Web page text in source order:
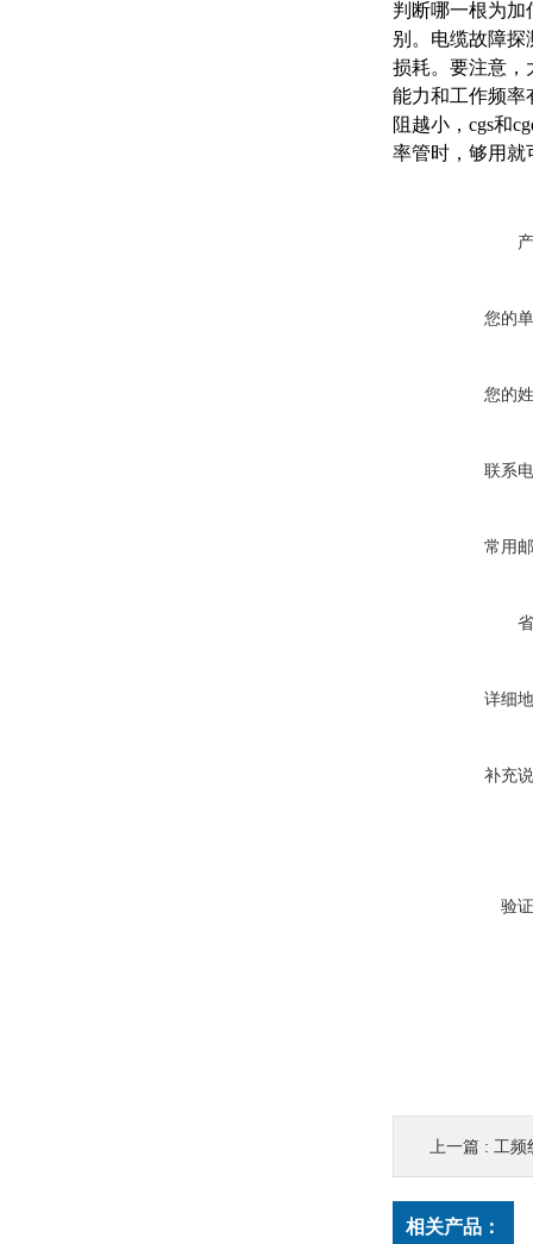
判断哪一根为
别。电缆故障探
损耗。要注意，
能力和工作频率
阻越小，cgs和
率管时，够用就
您的
您的
联系
常用
详细
补充
验
上一篇 : 工频
相关产品：